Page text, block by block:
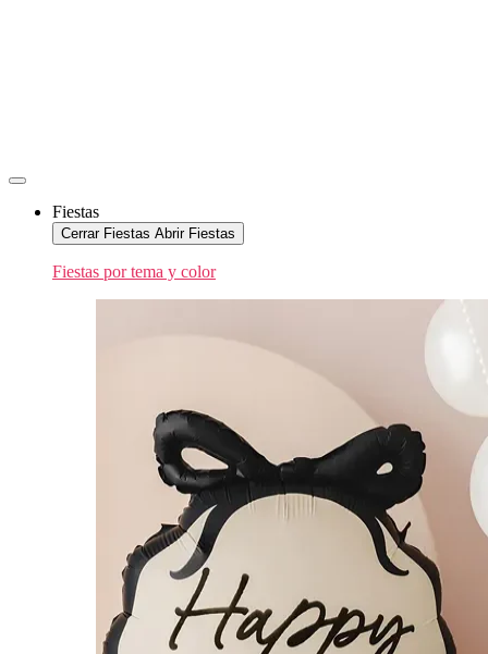
Fiestas
Cerrar Fiestas Abrir Fiestas
Fiestas por tema y color